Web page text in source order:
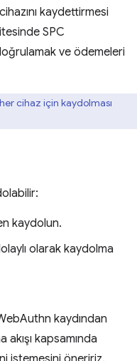
kaydettirmesi
SPC
doğrulamak ve ödemeleri
cihaz için kaydolması
kaydolun.
olarak kaydolma
kaydından
kapsamında